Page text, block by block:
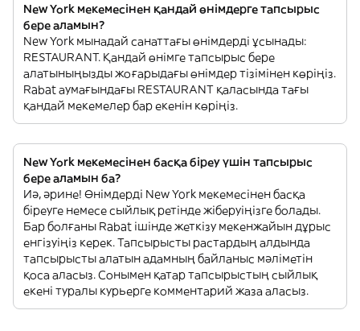
New York мекемесінен қандай өнімдерге тапсырыс
бере аламын?
New York мынадай санаттағы өнімдерді ұсынады:
RESTAURANT. Қандай өнімге тапсырыс бере
алатыныңызды жоғарыдағы өнімдер тізімінен көріңіз.
Rabat аумағындағы RESTAURANT қаласында тағы
қандай мекемелер бар екенін көріңіз.
New York мекемесінен басқа біреу үшін тапсырыс
бере аламын ба?
Иә, әрине! Өнімдерді New York мекемесінен басқа
біреуге немесе сыйлық ретінде жіберуіңізге болады.
Бар болғаны Rabat ішінде жеткізу мекенжайын дұрыс
енгізуіңіз керек. Тапсырысты растардың алдында
тапсырысты алатын адамның байланыс мәліметін
қоса аласыз. Сонымен қатар тапсырыстың сыйлық
екені туралы курьерге комментарий жаза аласыз.